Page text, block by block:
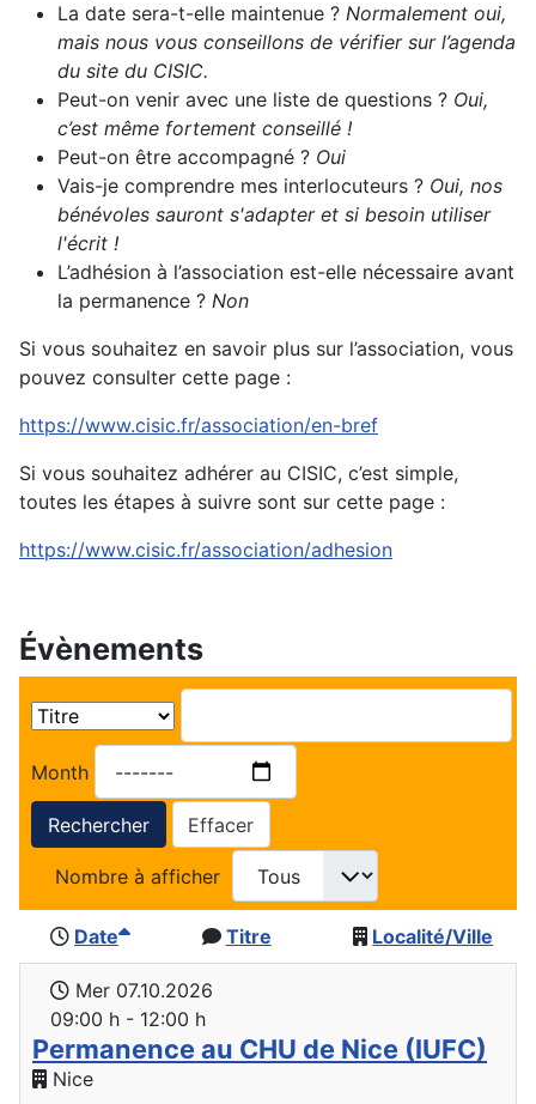
La date sera-t-elle maintenue ? Normalement oui,
mais nous vous conseillons de vérifier sur l’agenda
du site du CISIC.
Peut-on venir avec une liste de questions ? Oui,
c’est même fortement conseillé !
Peut-on être accompagné ? Oui
Vais-je comprendre mes interlocuteurs ? Oui, nos
bénévoles sauront s'adapter et si besoin utiliser
l'écrit !
L’adhésion à l’association est-elle nécessaire avant
la permanence ? Non
Si vous souhaitez en savoir plus sur l’association, vous
pouvez consulter cette page :
https://www.cisic.fr/association/en-bref
Si vous souhaitez adhérer au CISIC, c’est simple,
toutes les étapes à suivre sont sur cette page :
https://www.cisic.fr/association/adhesion
Évènements
Month
Rechercher Effacer
Nombre à afficher
Date Titre Localité/Ville
Mer 07.10.2026
09:00 h - 12:00 h
Permanence au CHU de Nice (IUFC)
Nice